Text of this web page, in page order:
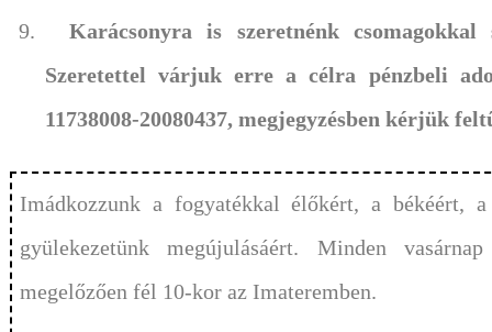
9.
Karácsonyra is szeretnénk
Szeretettel várjuk erre a célra pénzbeli
11738008-20080437, megjegyzésben kérjük
Imádkozzunk a fogyatékkal élőkért, a békéért,
gyülekezetünk megújulásáért. Minden
megelőzően fél 10-kor az Imateremben.